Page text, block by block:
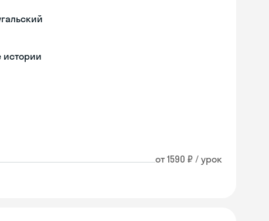
истории
от 1590 ₽ / урок